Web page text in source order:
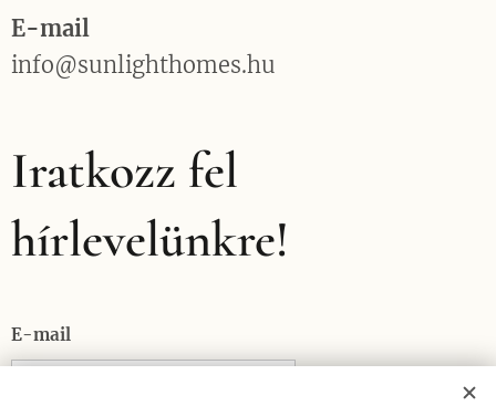
E-mail
info@sunlighthomes.hu
Iratkozz fel
hírlevelünkre!
E-mail